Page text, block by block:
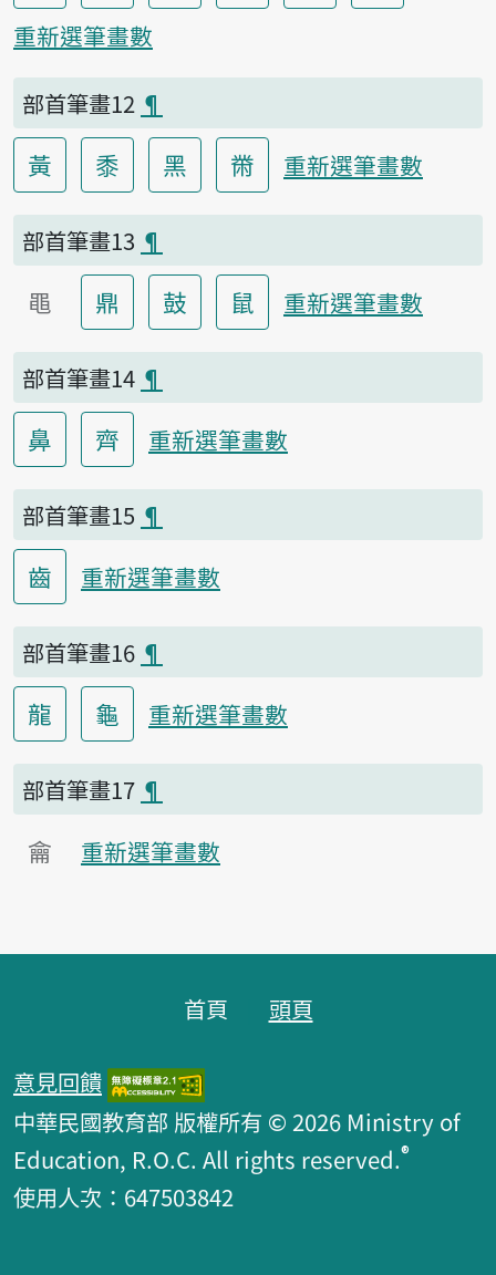
重新選筆畫數
部首筆畫12 ¶
黃 黍 黑 黹 重新選筆畫數
部首筆畫13 ¶
黽 鼎 鼓 鼠 重新選筆畫數
部首筆畫14 ¶
鼻 齊 重新選筆畫數
部首筆畫15 ¶
齒 重新選筆畫數
部首筆畫16 ¶
龍 龜 重新選筆畫數
部首筆畫17 ¶
龠 重新選筆畫數
首頁 頭頁
意見回饋
中華民國教育部 版權所有 © 2026 Ministry of
Education, R.O.C. All rights reserved.®
使用人次：647503842